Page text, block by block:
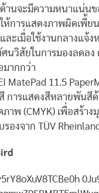
านจะมีความหนาแน่น
ห้การแสดงภาพผิดเพี้
ละเมื่อใช้งานกลางแจ้ง
นวิสัยในการมองลดล
ากกว่า
MatePad 11.5
สี การแสดงสีหลายพัน
ภาพ (CMYK) เพื่อสร้า
องจาก TÜV